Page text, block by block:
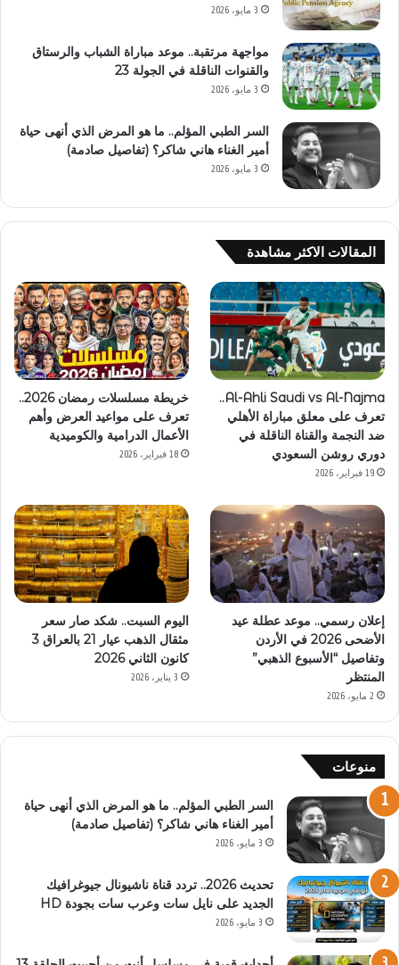
3 مايو، 2026
مواجهة مرتقبة.. موعد مباراة الشباب والرستاق
والقنوات الناقلة في الجولة 23
3 مايو، 2026
السر الطبي المؤلم.. ما هو المرض الذي أنهى حياة
أمير الغناء هاني شاكر؟ (تفاصيل صادمة)
3 مايو، 2026
المقالات الاكثر مشاهدة
Al-Ahli Saudi vs Al-Najma..
تعرف على معلق مباراة الأهلي
ضد النجمة والقناة الناقلة في
دوري روشن السعودي
19 فبراير، 2026
خريطة مسلسلات رمضان 2026..
تعرف على مواعيد العرض وأهم
الأعمال الدرامية والكوميدية
18 فبراير، 2026
إعلان رسمي.. موعد عطلة عيد
الأضحى 2026 في الأردن
وتفاصيل “الأسبوع الذهبي”
المنتظر
2 مايو، 2026
اليوم السبت.. شكد صار سعر
مثقال الذهب عيار 21 بالعراق 3
كانون الثاني 2026
3 يناير، 2026
منوعات
السر الطبي المؤلم.. ما هو المرض الذي أنهى حياة
أمير الغناء هاني شاكر؟ (تفاصيل صادمة)
3 مايو، 2026
تحديث 2026.. تردد قناة ناشيونال جيوغرافيك
الجديد على نايل سات وعرب سات بجودة HD
3 مايو، 2026